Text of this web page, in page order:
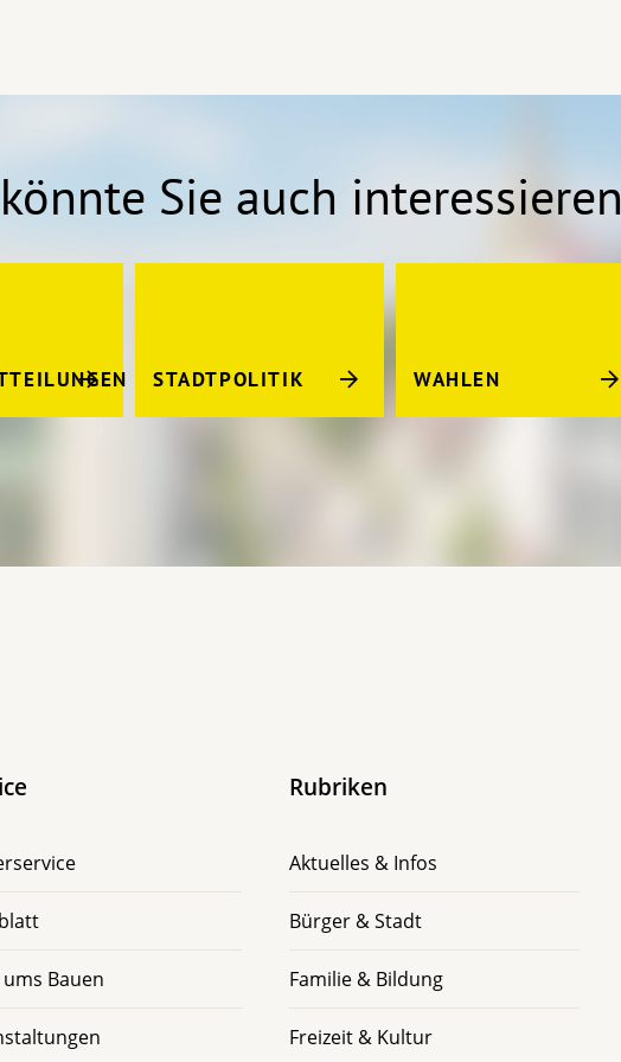
Sie auch interessieren
STADTPOLITIK WAHLEN
Bauen
Rubriken
Aktuelles & Infos
Bürger & Stadt
Familie & Bildung
Freizeit & Kultur